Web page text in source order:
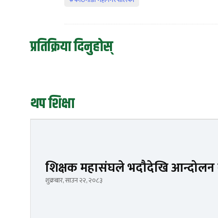
प्रतिक्रिया दिनुहोस्
थप शिक्षा
शिक्षक महासंघले भदौदेखि आन्दोलन
शुक्रबार, साउन २२, २०८३